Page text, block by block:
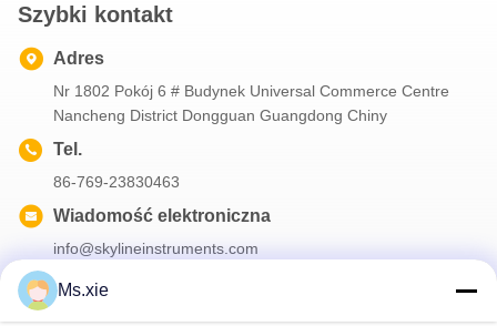
Szybki kontakt
Adres
Nr 1802 Pokój 6 # Budynek Universal Commerce Centre
Nancheng District Dongguan Guangdong Chiny
Tel.
86-769-23830463
Wiadomość elektroniczna
info@skylineinstruments.com
Ms.xie